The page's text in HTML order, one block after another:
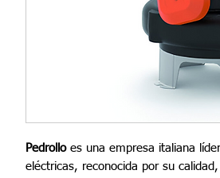
Pedrolloes una empresa italiana
eléctricas, reconocida por su